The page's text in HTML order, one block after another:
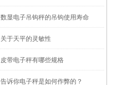
命
数显电子吊钩秤的吊钩使用寿命
关于天平的灵敏性
皮带电子秤有哪些规格
告诉你电子秤是如何作弊的？